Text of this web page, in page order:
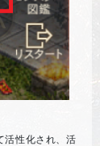
活性化され、活